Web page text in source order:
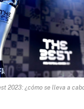
2023: ¿cómo se lleva a